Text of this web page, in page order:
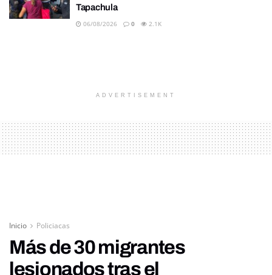
Tapachula
06/08/2026 0 2.1K
ADVERTISEMENT
Inicio Policiacas
Más de 30 migrantes
lesionados tras el